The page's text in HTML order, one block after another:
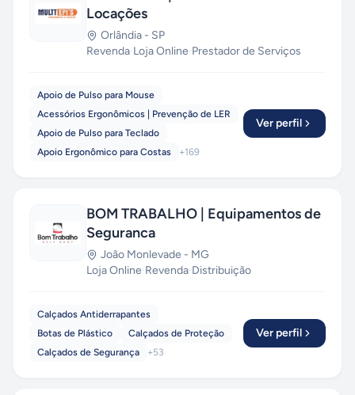
Locações
Orlândia - SP
Revenda·Loja Online·Prestador de Serviços
Apoio de Pulso para Mouse
Acessórios Ergonômicos | Prevenção de LER
Apoio de Pulso para Teclado
Apoio Ergonômico para Costas
+169
Ver perfil
BOM TRABALHO | Equipamentos de
Seguranca
João Monlevade - MG
Loja Online·Revenda·Distribuição
Calçados Antiderrapantes
Botas de Plástico
Calçados de Proteção
Calçados de Segurança
+53
Ver perfil